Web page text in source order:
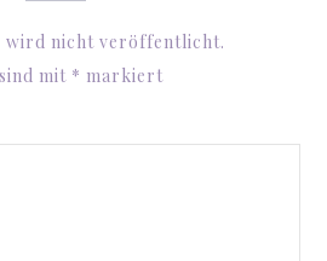
wird nicht veröffentlicht.
mit * markiert